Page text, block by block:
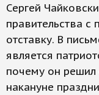
Сергей
правительства с
отставку. В
является
почему он решил
накануне